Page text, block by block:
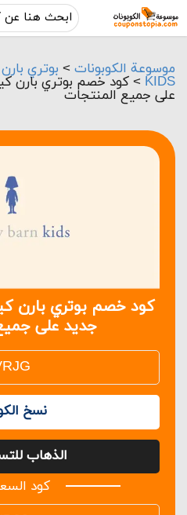
موسوعة الكوبونات >
KIDS
>
على جميع المنتجات
جديد على
نسخ
الذهاب
كود